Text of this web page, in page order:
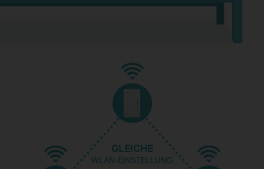
GLEICHE
WLAN-EINSTELLUNG